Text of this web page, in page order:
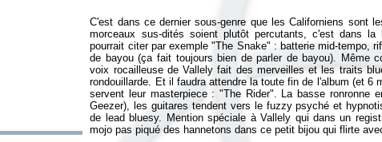
C'est dans ce dernier sous-genre que les Californiens sont
morceaux sus-dités soient plutôt percutants, c'est dans la
pourrait citer par exemple "The Snake" : batterie mid-tempo,
de bayou (ça fait toujours bien de parler de bayou). Même
voix rocailleuse de Vallely fait des merveilles et les traits
rondouillarde. Et il faudra attendre la toute fin de l'album (et 6
servent leur masterpiece : "The Rider". La basse ronronne
Geezer), les guitares tendent vers le fuzzy psyché et
de lead bluesy. Mention spéciale à Vallely qui dans un
mojo pas piqué des hannetons dans ce petit bijou qui flirte